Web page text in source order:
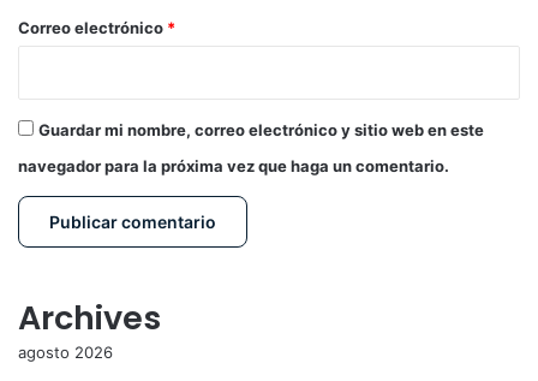
*
Correo electrónico *
Guardar mi nombre, correo electrónico y sitio web en este
navegador para la próxima vez que haga un comentario.
Archives
agosto 2026